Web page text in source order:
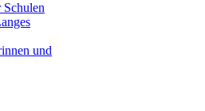
Schulen
und